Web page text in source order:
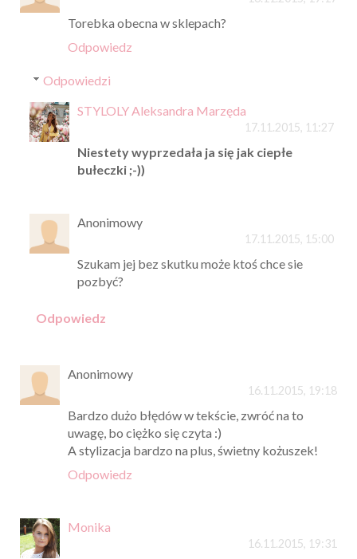
Torebka obecna w sklepach?
Odpowiedz
Odpowiedzi
STYLOLY Aleksandra Marzęda
17.11.2015, 11:27
Niestety wyprzedała ja się jak ciepłe
bułeczki ;-))
Anonimowy
17.11.2015, 15:00
Szukam jej bez skutku może ktoś chce sie
pozbyć?
Odpowiedz
Anonimowy
16.11.2015, 19:18
Bardzo dużo błędów w tekście, zwróć na to
uwagę, bo ciężko się czyta :)
A stylizacja bardzo na plus, świetny kożuszek!
Odpowiedz
Monika
16.11.2015, 19:31